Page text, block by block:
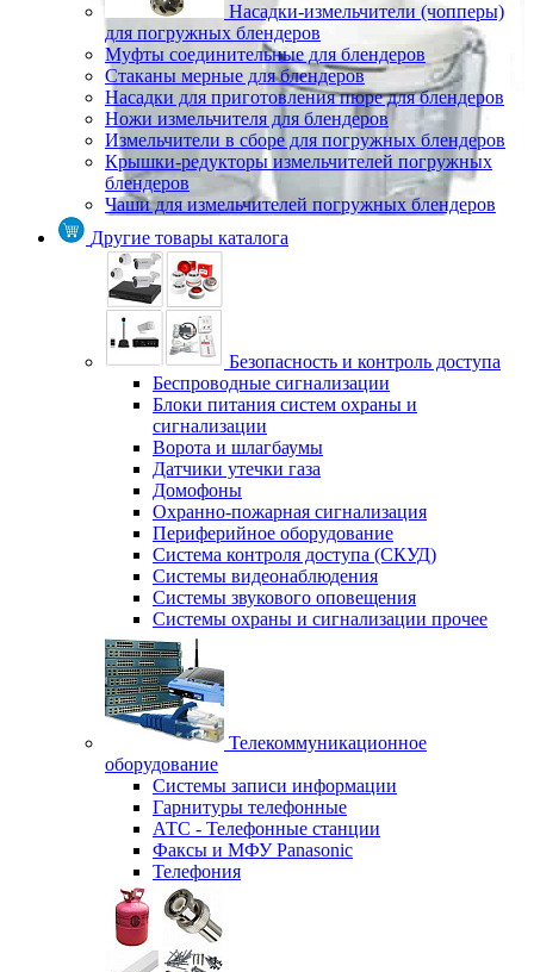
Насадки-измельчители (чопперы)
для погружных блендеров
Муфты соединительные для блендеров
Стаканы мерные для блендеров
Насадки для приготовления пюре для блендеров
Ножи измельчителя для блендеров
Измельчители в сборе для погружных блендеров
Крышки-редукторы измельчителей погружных
блендеров
Чаши для измельчителей погружных блендеров
Другие товары каталога
Безопасность и контроль доступа
Беспроводные сигнализации
Блоки питания систем охраны и
сигнализации
Ворота и шлагбаумы
Датчики утечки газа
Домофоны
Охранно-пожарная сигнализация
Периферийное оборудование
Система контроля доступа (СКУД)
Системы видеонаблюдения
Системы звукового оповещения
Системы охраны и сигнализации прочее
Телекоммуникационное
оборудование
Системы записи информации
Гарнитуры телефонные
АТС - Телефонные станции
Факсы и МФУ Panasonic
Телефония